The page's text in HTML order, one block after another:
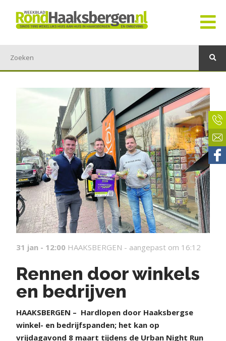
31 jan - 12:00 HAAKSBERGEN - aangepast om 16:12
Rennen door winkels
en bedrijven
HAAKSBERGEN – Hardlopen door Haaksbergse
winkel- en bedrijfspanden; het kan op
vrijdagavond 8 maart tijdens de Urban Night Run